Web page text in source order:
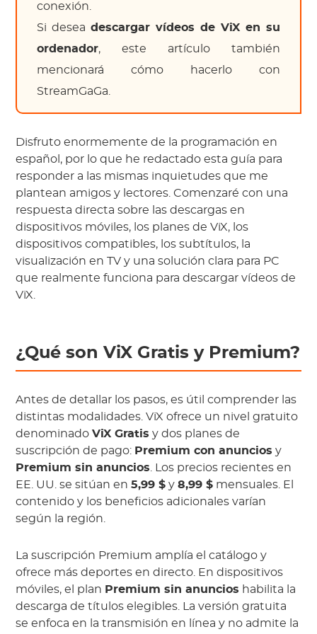
conexión.
Si deseadescargar vídeos de ViX en su
ordenador, este artículo también
mencionará cómo hacerlo con
StreamGaGa.
Disfruto enormemente de la programación en
español, por lo que he redactado esta guía para
responder a las mismas inquietudes que me
plantean amigos y lectores. Comenzaré con una
respuesta directa sobre las descargas en
dispositivos móviles, los planes de ViX, los
dispositivos compatibles, los subtítulos, la
visualización en TV y una solución clara para PC
que realmente funciona para descargar vídeos de
ViX.
¿Qué son ViX Gratis y Premium?
Antes de detallar los pasos, es útil comprender las
distintas modalidades. ViX ofrece un nivel gratuito
denominadoViX Gratis y dos planes de
suscripción de pago: Premium con anuncios y
Premium sin anuncios . Los precios recientes en
EE. UU. se sitúan en5,99 $ y8,99 $ mensuales. El
contenido y los beneficios adicionales varían
según la región.
La suscripción Premium amplía el catálogo y
ofrece más deportes en directo. En dispositivos
móviles, el plan Premium sin anuncios habilita la
descarga de títulos elegibles. La versión gratuita
se enfoca en la transmisión en línea y no admite la